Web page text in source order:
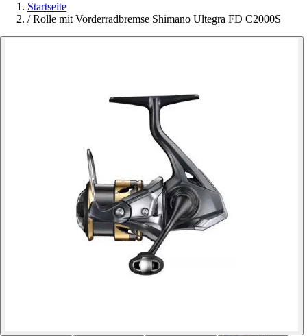
Startseite
/ Rolle mit Vorderradbremse Shimano Ultegra FD C2000S